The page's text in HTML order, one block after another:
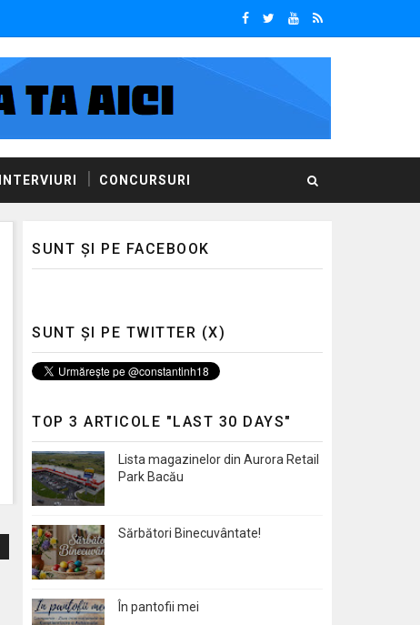
INTERVIURI CONCURSURI
SUNT ȘI PE FACEBOOK
SUNT ȘI PE TWITTER (X)
TOP 3 ARTICOLE "LAST 30 DAYS"
Lista magazinelor din Aurora Retail
Park Bacău
Sărbători Binecuvântate!
În pantofii mei